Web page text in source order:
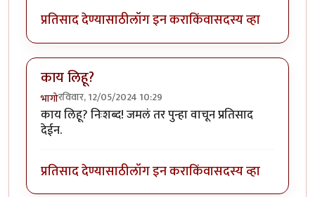
प्रतिसाद देण्यासाठीलॉग इन कराकिंवासदस्य व्हा
काय लिहू?
भागोरविवार, 12/05/2024 10:29
काय लिहू? निःशब्द! जमलं तर पुन्हा वाचून प्रतिसाद
देईन.
प्रतिसाद देण्यासाठीलॉग इन कराकिंवासदस्य व्हा